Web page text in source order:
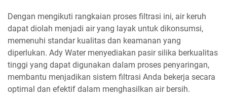
Dengan mengikuti rangkaian proses filtrasi ini, air keruh
dapat diolah menjadi air yang layak untuk dikonsumsi,
memenuhi standar kualitas dan keamanan yang
diperlukan. Ady Water menyediakan pasir silika berkualitas
tinggi yang dapat digunakan dalam proses penyaringan,
membantu menjadikan sistem filtrasi Anda bekerja secara
optimal dan efektif dalam menghasilkan air bersih.